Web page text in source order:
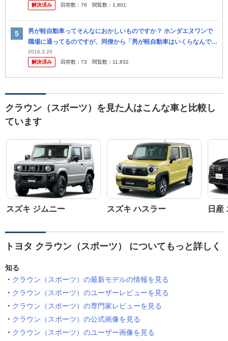
解決済み 回答数： 76 閲覧数： 1,801
男が軽自動車ってそんなにおかしいものですか？ ホンダエヌワンで
職場に通ってるのですが、同僚から「男が軽自動車はいくらなんでも
おかしいよ。クラウンみたいな高級車じゃなくても良いからせ めて3
ナンバ...
2016.3.20
解決済み
回答数： 73 閲覧数： 11,832
クラウン（スポーツ）を見た人はこんな車と比較し
ています
スズキ ジムニー スズキ ハスラー 日産
トヨタ クラウン（スポーツ） についてもっと詳しく
知る
クラウン（スポーツ）の最新モデルの情報を見る
クラウン（スポーツ）のユーザーレビューを見る
クラウン（スポーツ）の専門家レビューを見る
クラウン（スポーツ）の公式画像を見る
クラウン（スポーツ）のユーザー画像を見る